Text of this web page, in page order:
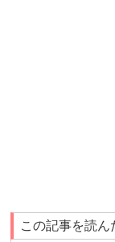
この記事を読ん